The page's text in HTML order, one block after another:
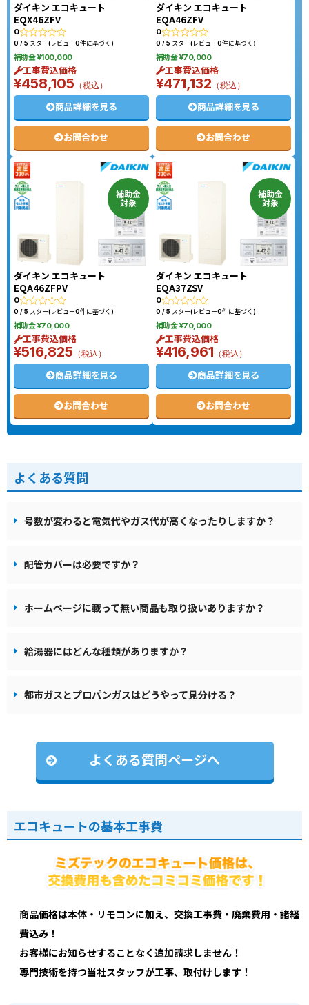
ダイキン エコキュート
EQX46ZFV
0
0 / 5 スター(レビュー0件に基づく)
補助金 ¥100,000
工事費込価格
¥458,105 （税込）
商品詳細を見る
お問合わせ
ダイキン エコキュート
EQA46ZFV
0
0 / 5 スター(レビュー0件に基づく)
補助金 ¥70,000
工事費込価格
¥471,132 （税込）
商品詳細を見る
お問合わせ
補助金
対象
ダイキン エコキュート
EQA46ZFPV
0
0 / 5 スター(レビュー0件に基づく)
補助金 ¥70,000
工事費込価格
¥516,825 （税込）
商品詳細を見る
お問合わせ
補助金
対象
ダイキン エコキュート
EQA37ZSV
0
0 / 5 スター(レビュー0件に基づく)
補助金 ¥70,000
工事費込価格
¥416,961 （税込）
商品詳細を見る
お問合わせ
よくある質問
号数が変わると電気代やガス代が高くなったりしますか？
配管カバーは必要ですか？
ホームページに載って無い商品も取り扱いありますか？
給湯器にはどんな種類がありますか？
都市ガスとプロパンガスはどうやって見分ける？
よくある質問ページへ
エコキュートの基本工事費
商品価格は本体・リモコンに加え、交換工事費・廃棄費用・諸経
費込み！
お客様にお知らせすることなく追加請求しません！
専門技術を持つ当社スタッフが工事、取付けします！